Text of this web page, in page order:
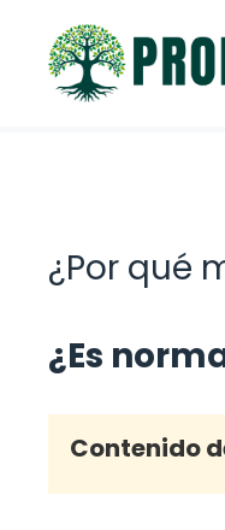
contenido
¿Por qué
¿Es
Contenido